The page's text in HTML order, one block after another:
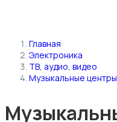
Главная
Электроника
ТВ, аудио, видео
Музыкальные